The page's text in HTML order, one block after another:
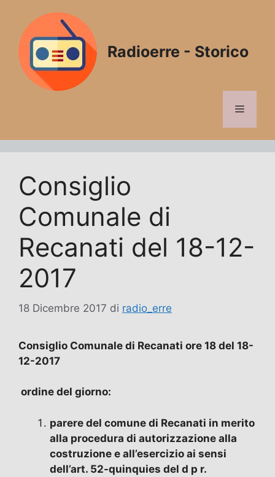
contenuto
Radioerre - Storico
Menu
Consiglio
Comunale di
Recanati del 18-12-
2017
18 Dicembre 2017 di radio_erre
Consiglio Comunale di Recanati ore 18 del 18-
12-2017
ordine del giorno:
parere del comune di Recanati in merito
alla procedura di autorizzazione alla
costruzione e all’esercizio ai sensi
dell’art. 52-quinquies del d p r.